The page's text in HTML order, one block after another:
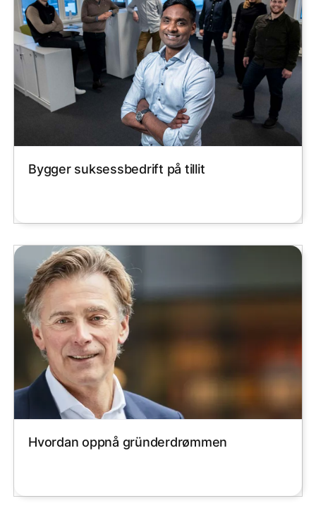
Bygger suksessbedrift på tillit
Hvordan oppnå gründerdrømmen